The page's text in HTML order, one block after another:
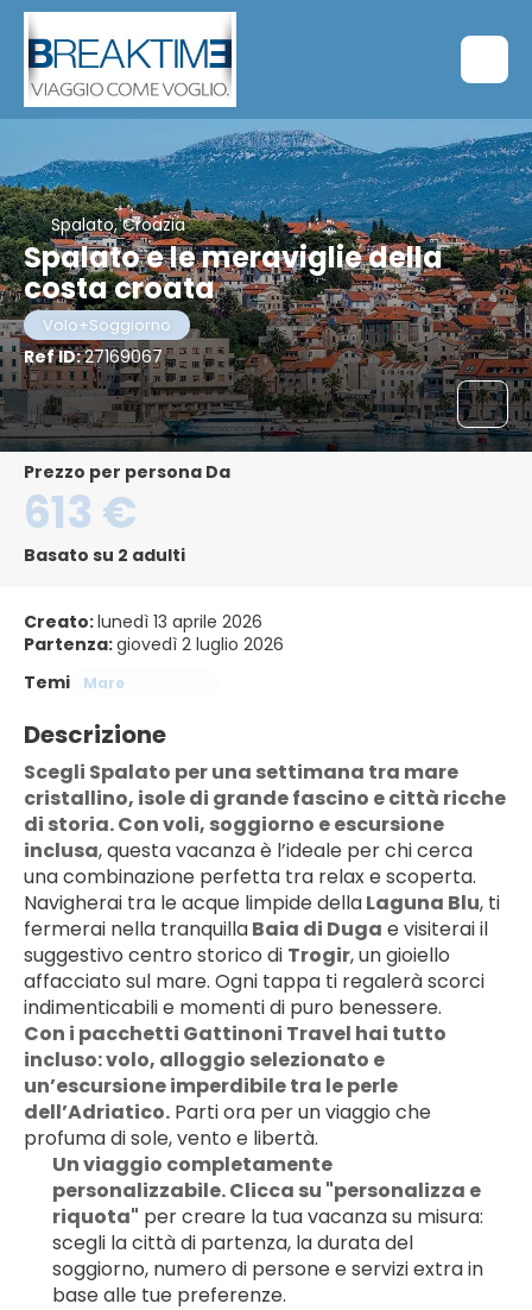
Spalato, Croazia
Spalato e le meraviglie della
costa croata
Volo+Soggiorno
Ref ID:27169067
Prezzo per persona Da
613 €
Basato su 2 adulti
Creato:lunedì 13 aprile 2026
Partenza:giovedì 2 luglio 2026
Temi
Mare
Descrizione
Scegli Spalato per una settimana tra mare
cristallino, isole di grande fascino e città ricche
di storia. Con voli, soggiorno e escursione
inclusa, questa vacanza è l’ideale per chi cerca
una combinazione perfetta tra relax e scoperta.
Navigherai tra le acque limpide della Laguna Blu, ti
fermerai nella tranquilla Baia di Duga e visiterai il
suggestivo centro storico di Trogir, un gioiello
affacciato sul mare. Ogni tappa ti regalerà scorci
indimenticabili e momenti di puro benessere.
Con i pacchetti Gattinoni Travel hai tutto
incluso: volo, alloggio selezionato e
un’escursione imperdibile tra le perle
dell’Adriatico. Parti ora per un viaggio che
profuma di sole, vento e libertà.
Un viaggio completamente
personalizzabile. Clicca su "personalizza e
riquota" per creare la tua vacanza su misura:
scegli la città di partenza, la durata del
soggiorno, numero di persone e servizi extra in
base alle tue preferenze.